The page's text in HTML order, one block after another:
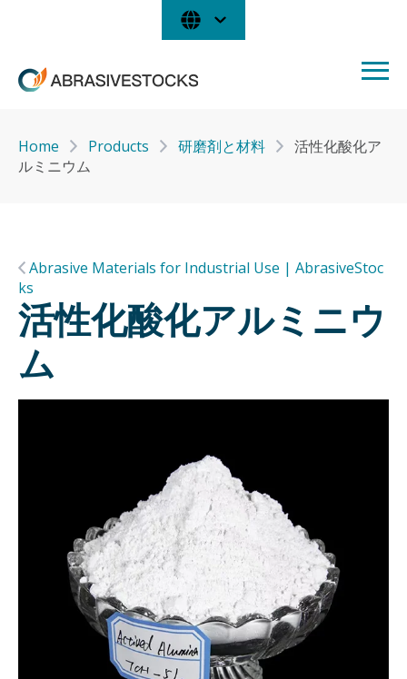
Home Products 研磨剤と材料
活性化酸化ア
ルミニウム
Abrasive Materials for Industrial Use | AbrasiveStoc
ks
活性化酸化アルミニウ
ム